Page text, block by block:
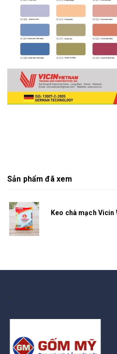
Sản phẩm đã xem
Keo chà mạch Vicin